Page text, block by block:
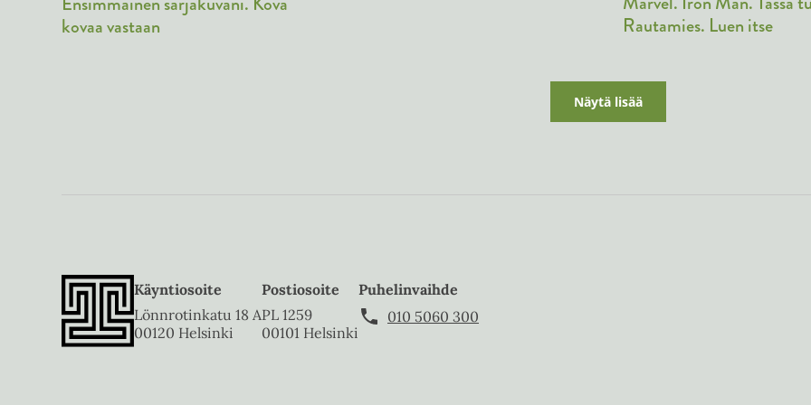
kovaa vastaan
Rautamies. Luen itse
Näytä lisää
Käyntiosoite
Lönnrotinkatu 18 A
00120 Helsinki
Postiosoite
PL 1259
00101 Helsinki
Puhelinvaihde
010 5060 300